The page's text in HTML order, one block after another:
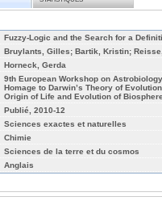
Fuzzy-Logic and the Search for a
Bruylants, Gilles; Bartik, Kristin;
Horneck, Gerda
9th European Workshop on
Homage to Darwin’s Theory of
Origin of Life and Evolution of
Publié, 2010-12
Sciences exactes et naturelles
Chimie
Sciences de la terre et du cosmos
Anglais